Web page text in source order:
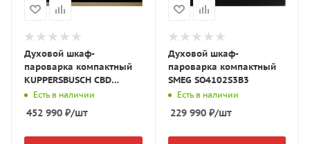
Духовой шкаф-
пароварка компактный
KUPPERSBUSCH CBD
6550.0 S4 чёрное
стекло/Gold
Есть в наличии
452 990 ₽/шт
Духовой шкаф-
пароварка компактный
SMEG SO4102S3B3
Есть в наличии
229 990₽/шт